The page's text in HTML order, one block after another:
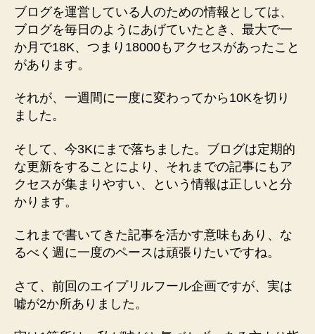
画、
答
え
へ
ブログを運営している人のための情報としては、
ブログを毎日のようにあげていたとき、最大で一
か月で18K、つまり18000もアクセスがあったこと
があります。
それが、一週間に一度に変わってから10Kを切り
ました。
そして、今3Kにまで落ちました。ブログは定期的
な更新をすることにより、それまでの記事にもア
クセスが集まりやすい、という情報は正しいと分
かります。
これまで書いてきた記事を活かす意味もあり、な
るべく週に一度のペースは頑張りたいですね。
さて、前回のエイプリルフール企画ですが、実は
嘘が2か所ありました。